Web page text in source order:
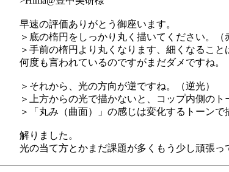
早速の評価ありがとう御座います。
＞底の楕円をしっかり丸く描いてください。（
＞手前の楕円より丸くなります、細くなること
何度も言われているのですがまだダメですね。
＞それから、光の方向が逆ですね。（逆光）
＞上方からの光で描かないと、コップ内側のト
＞「丸み（曲面）」の感じは変化するトーンで
解りました。
光の当て方とかまだ課題が多くもう少し頑張っ